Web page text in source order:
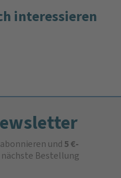
interessieren
und5 €-
Bestellung